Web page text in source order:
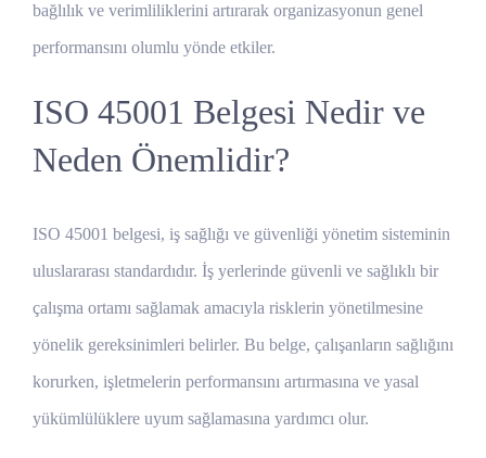
bağlılık ve verimliliklerini artırarak organizasyonun genel
performansını olumlu yönde etkiler.
ISO 45001 Belgesi Nedir ve
Neden Önemlidir?
ISO 45001 belgesi, iş sağlığı ve güvenliği yönetim sisteminin
uluslararası standardıdır. İş yerlerinde güvenli ve sağlıklı bir
çalışma ortamı sağlamak amacıyla risklerin yönetilmesine
yönelik gereksinimleri belirler. Bu belge, çalışanların sağlığını
korurken, işletmelerin performansını artırmasına ve yasal
yükümlülüklere uyum sağlamasına yardımcı olur.